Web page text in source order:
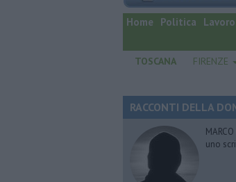
Home Politica Lavoro
TOSCANA FIRENZE
RACCONTI DELLA
uno